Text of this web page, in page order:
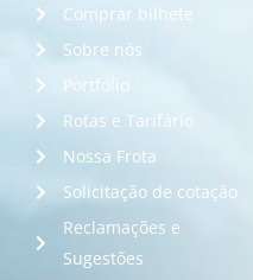
Comprar bilhete
Sobre nós
Portfólio
Rotas e Tarifário
Nossa Frota
Solicitação de cotação
Reclamações e
Sugestões